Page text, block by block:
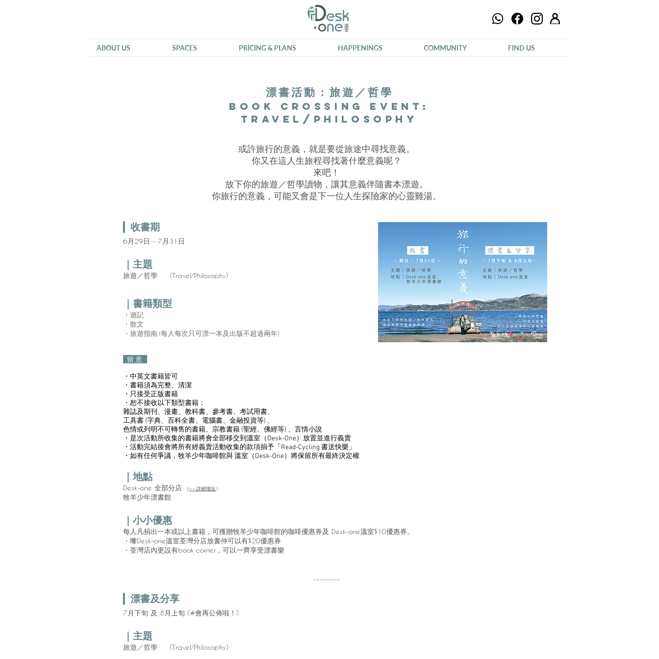
ABOUT US SPACES PRICING & PLANS HAPPENINGS COMMUNITY FIND US
漂書活動：旅遊／哲學
Book Crossing Event:
Travel/Philosophy
或許旅行的意義，就是要從旅途中尋找意義。
你又在這人生旅程尋找著什麼意義呢？
來吧！
放下你的旅遊／哲學讀物，讓其意義伴隨書本漂遊。
你旅行的意義，可能又會是下一位人生探險家的心靈雞湯。
收書期
6月29日 - 7月31 日
｜主題
旅遊／哲學 (Travel/Philosophy)
｜ 書籍類型
・遊記
・散文
・旅遊指南 (每人每次只可漂一本及出版不超過兩年)
留意
・中英文書籍皆可
・書籍須為完整、清潔
・只接受正版書籍
・恕不接收以下類型書籍：
雜誌及期刊、漫畫、教科書、參考書、考試用書、
工具書 (字典、百科全書、電腦書、金融投資等) 、
色情或列明不可轉售的書籍、宗教書籍 (聖經、佛經等) 、言情小說
・是次活動所收集的書籍將會全部移交到溫室（Desk-One）放置並進行義賣
・活動完結後會將所有經義賣活動收集的款項捐予「Read-Cycling 書送快樂」
・如有任何爭議，牧羊少年咖啡館與 溫室（Desk-One）將保留所有最終決定權
｜地點
Desk-one 全部分店 （>>詳細地址）
牧羊少年漂書館
｜小小優惠
每人凡捐出一本或以上書籍，可獲贈牧羊少年咖啡館的咖啡優惠券及 Desk-one溫室$10優惠券。
・ 嚟Desk-one溫室荃灣分店放書仲可以有$20優惠券
・ 荃灣店內更設有book corner，可以一齊享受漂書樂
---------
漂書及分享
7月下旬 及 8月上旬 (#會再公佈啦！)
｜主題
旅遊／哲學 (Travel/Philosophy)